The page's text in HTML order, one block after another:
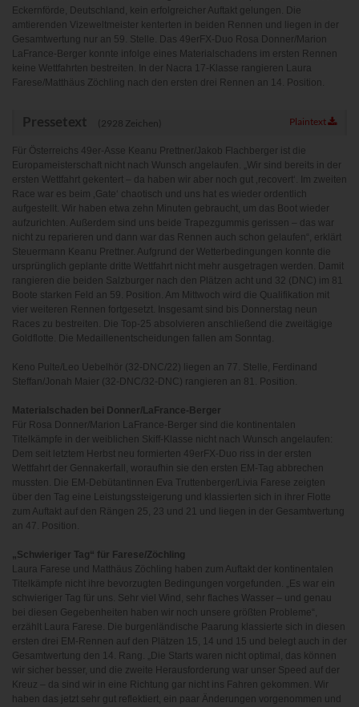
Eckernförde, Deutschland, kein erfolgreicher Auftakt gelungen. Die
amtierenden Vizeweltmeister kenterten in beiden Rennen und liegen in der
Gesamtwertung nur an 59. Stelle. Das 49erFX-Duo Rosa Donner/Marion
LaFrance-Berger konnte infolge eines Materialschadens im ersten Rennen
keine Wettfahrten bestreiten. In der Nacra 17-Klasse rangieren Laura
Farese/Matthäus Zöchling nach den ersten drei Rennen an 14. Position.
Pressetext (2928 Zeichen) Plaintext
Für Österreichs 49er-Asse Keanu Prettner/Jakob Flachberger ist die
Europameisterschaft nicht nach Wunsch angelaufen. „Wir sind bereits in der
ersten Wettfahrt gekentert – da haben wir aber noch gut ‚recovert‘. Im zweiten
Race war es beim ‚Gate‘ chaotisch und uns hat es wieder ordentlich
aufgestellt. Wir haben etwa zehn Minuten gebraucht, um das Boot wieder
aufzurichten. Außerdem sind uns beide Trapezgummis gerissen – das war
nicht zu reparieren und dann war das Rennen auch schon gelaufen“, erklärt
Steuermann Keanu Prettner. Aufgrund der Wetterbedingungen konnte die
ursprünglich geplante dritte Wettfahrt nicht mehr ausgetragen werden. Damit
rangieren die beiden Salzburger nach den Plätzen acht und 32 (DNC) im 81
Boote starken Feld an 59. Position. Am Mittwoch wird die Qualifikation mit
vier weiteren Rennen fortgesetzt. Insgesamt sind bis Donnerstag neun
Races zu bestreiten. Die Top-25 absolvieren anschließend die zweitägige
Goldflotte. Die Medaillenentscheidungen fallen am Sonntag.
Keno Pulte/Leo Uebelhör (32-DNC/22) liegen an 77. Stelle, Ferdinand
Steffan/Jonah Maier (32-DNC/32-DNC) rangieren an 81. Position.
Materialschaden bei Donner/LaFrance-Berger
Für Rosa Donner/Marion LaFrance-Berger sind die kontinentalen
Titelkämpfe in der weiblichen Skiff-Klasse nicht nach Wunsch angelaufen:
Dem seit letztem Herbst neu formierten 49erFX-Duo riss in der ersten
Wettfahrt der Gennakerfall, woraufhin sie den ersten EM-Tag abbrechen
mussten. Die EM-Debütantinnen Eva Truttenberger/Livia Farese zeigten
über den Tag eine Leistungssteigerung und klassierten sich in ihrer Flotte
zum Auftakt auf den Rängen 25, 23 und 21 und liegen in der Gesamtwertung
an 47. Position.
„Schwieriger Tag“ für Farese/Zöchling
Laura Farese und Matthäus Zöchling haben zum Auftakt der kontinentalen
Titelkämpfe nicht ihre bevorzugten Bedingungen vorgefunden. „Es war ein
schwieriger Tag für uns. Sehr viel Wind, sehr flaches Wasser – und genau
bei diesen Gegebenheiten haben wir noch unsere größten Probleme“,
erzählt Laura Farese. Die burgenländische Paarung klassierte sich in diesen
ersten drei EM-Rennen auf den Plätzen 15, 14 und 15 und belegt auch in der
Gesamtwertung den 14. Rang. „Die Starts waren nicht optimal, das können
wir sicher besser, und die zweite Herausforderung war unser Speed auf der
Kreuz – da sind wir in eine Richtung gar nicht ins Fahren gekommen. Wir
haben das jetzt sehr gut reflektiert, ein paar Änderungen vorgenommen und
Cookies der eingeblendeten sozialen Medien werden gesetzt